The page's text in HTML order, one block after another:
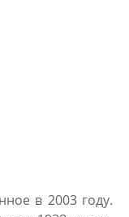
в 2003 году.